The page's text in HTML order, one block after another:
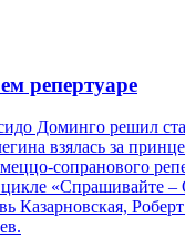
репертуаре
Доминго решил
взялась за
сопранового
«Спрашивайте –
Казарновская,